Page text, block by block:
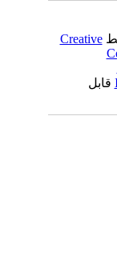
Creative